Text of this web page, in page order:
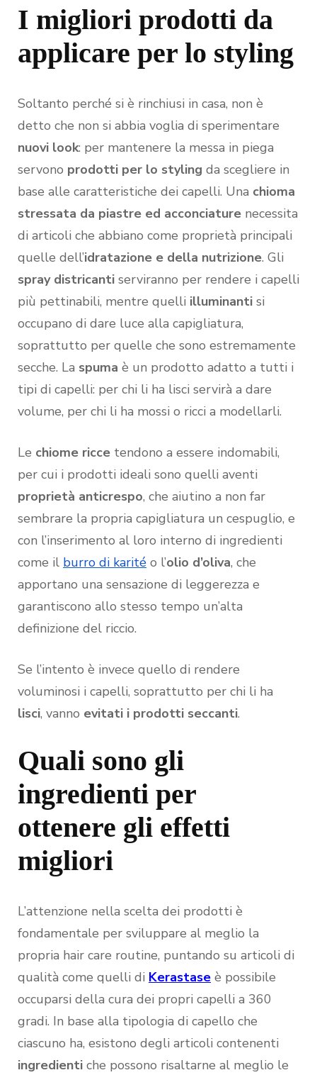
I migliori prodotti da
applicare per lo styling
Soltanto perché si è rinchiusi in casa, non è
detto che non si abbia voglia di sperimentare
nuovi look: per mantenere la messa in piega
servono prodotti per lo styling da scegliere in
base alle caratteristiche dei capelli. Una chioma
stressata da piastre ed acconciature necessita
di articoli che abbiano come proprietà principali
quelle dell’idratazione e della nutrizione. Gli
spray districanti serviranno per rendere i capelli
più pettinabili, mentre quelli illuminanti si
occupano di dare luce alla capigliatura,
soprattutto per quelle che sono estremamente
secche. La spuma è un prodotto adatto a tutti i
tipi di capelli: per chi li ha lisci servirà a dare
volume, per chi li ha mossi o ricci a modellarli.
Le chiome ricce tendono a essere indomabili,
per cui i prodotti ideali sono quelli aventi
proprietà anticrespo, che aiutino a non far
sembrare la propria capigliatura un cespuglio, e
con l’inserimento al loro interno di ingredienti
come il burro di karité o l’olio d’oliva, che
apportano una sensazione di leggerezza e
garantiscono allo stesso tempo un’alta
definizione del riccio.
Se l’intento è invece quello di rendere
voluminosi i capelli, soprattutto per chi li ha
lisci, vanno evitati i prodotti seccanti.
Quali sono gli
ingredienti per
ottenere gli effetti
migliori
L’attenzione nella scelta dei prodotti è
fondamentale per sviluppare al meglio la
propria hair care routine, puntando su articoli di
qualità come quelli di Kerastase è possibile
occuparsi della cura dei propri capelli a 360
gradi. In base alla tipologia di capello che
ciascuno ha, esistono degli articoli contenenti
ingredienti che possono risaltarne al meglio le